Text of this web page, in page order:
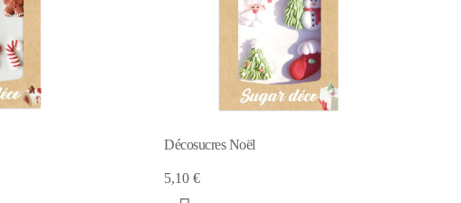
Décosucres Noël
5,10 €